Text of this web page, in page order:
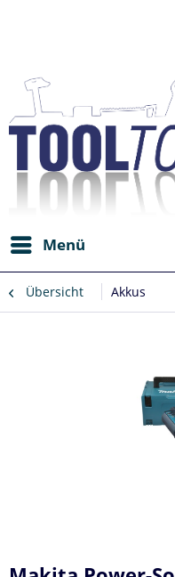
Menü
Übersicht Akkus